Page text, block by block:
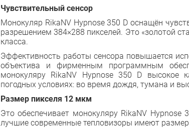
Чувствительный сенсор
Монокуляр RikaNV Hypnose 350 D оснащён
разрешением 384×288 пикселей. Это «золотой
класса.
Эффективность работы сенсора повышается
объектива и фирменным программным
монокуляру RikaNV Hypnose 350 D высокое
погодных условиях: во время дождя, тумана и
Размер пикселя 12 мкм
Это обеспечивает монокуляру RikaNV
лучшие современные тепловизоры имеют